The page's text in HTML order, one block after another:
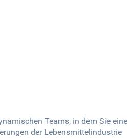
Teams, in dem Sie eine
der Lebensmittelindustrie